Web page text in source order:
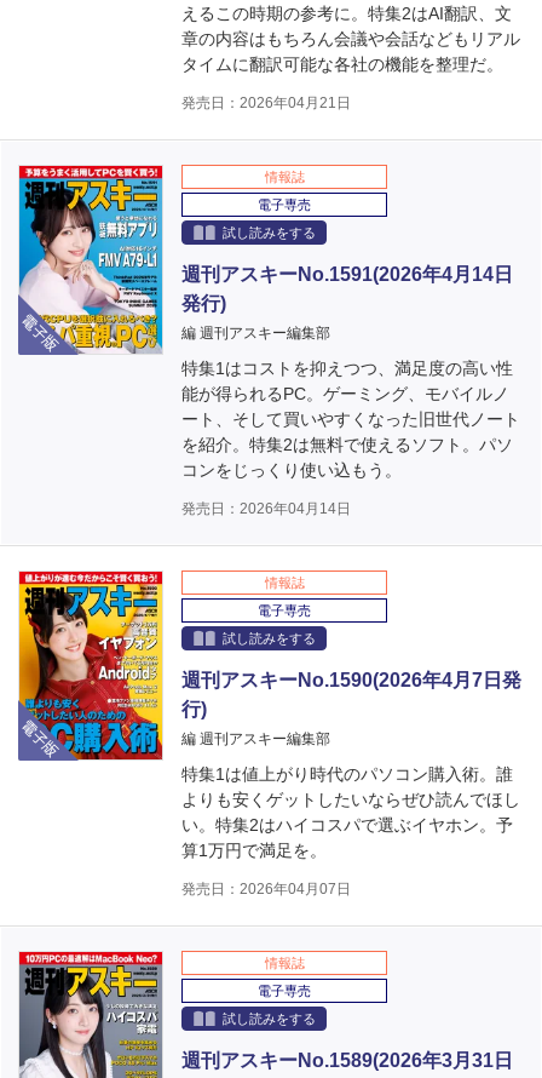
えるこの時期の参考に。特集2はAI翻訳、文
章の内容はもちろん会議や会話などもリアル
タイムに翻訳可能な各社の機能を整理だ。
発売日：2026年04月21日
電子版
情報誌
電子専売
試し読みをする
週刊アスキーNo.1591(2026年4月14日
発行)
編 週刊アスキー編集部
特集1はコストを抑えつつ、満足度の高い性
能が得られるPC。ゲーミング、モバイルノ
ート、そして買いやすくなった旧世代ノート
を紹介。特集2は無料で使えるソフト。パソ
コンをじっくり使い込もう。
発売日：2026年04月14日
電子版
情報誌
電子専売
試し読みをする
週刊アスキーNo.1590(2026年4月7日発
行)
編 週刊アスキー編集部
特集1は値上がり時代のパソコン購入術。誰
よりも安くゲットしたいならぜひ読んでほし
い。特集2はハイコスパで選ぶイヤホン。予
算1万円で満足を。
発売日：2026年04月07日
情報誌
電子専売
試し読みをする
週刊アスキーNo.1589(2026年3月31日